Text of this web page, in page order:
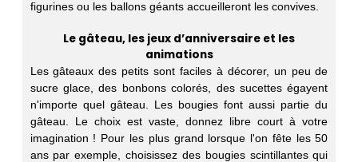
figurines ou les ballons géants accueilleront les convives.
Le gâteau, les jeux d’anniversaire et les
animations
Les gâteaux des petits sont faciles à décorer, un peu de
sucre glace, des bonbons colorés, des sucettes égayent
n'importe quel gâteau. Les bougies font aussi partie du
gâteau. Le choix est vaste, donnez libre court à votre
imagination ! Pour les plus grand lorsque l'on fête les 50
ans par exemple, choisissez des bougies scintillantes qui